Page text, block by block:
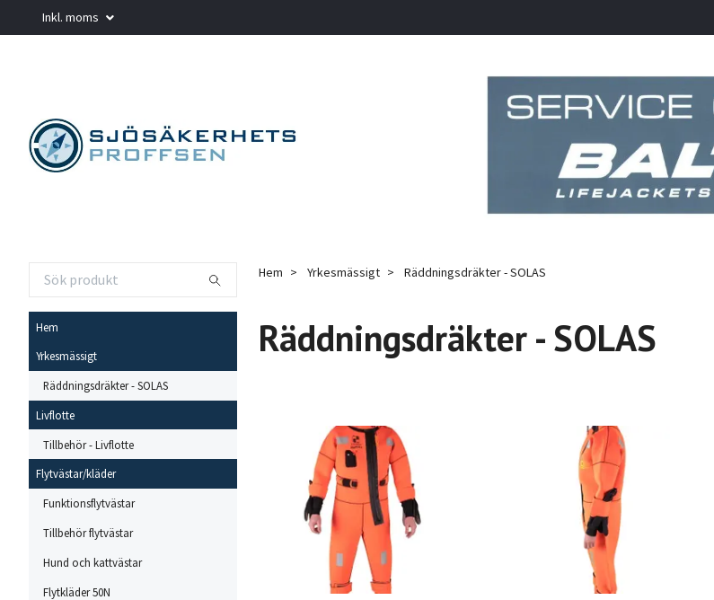
Inkl. moms
Hem
Yrkesmässigt
Räddningsdräkter - SOLAS
Livflotte
Tillbehör - Livflotte
Flytvästar/kläder
Funktionsflytvästar
Tillbehör flytvästar
Hund och kattvästar
Flytkläder 50N
Hem Yrkesmässigt Räddningsdräkter - SOLAS
Räddningsdräkter - SOLAS